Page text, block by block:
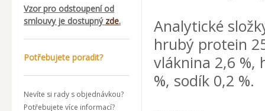
Vzor pro odstoupení od
smlouvy je dostupný zde.
Potřebujete poradit?
Nevíte si rady s objednávkou?
Potřebujete více informací?
Analytické
hrubý protein
vláknina 2,6 %,
%, sodík 0,2 %.